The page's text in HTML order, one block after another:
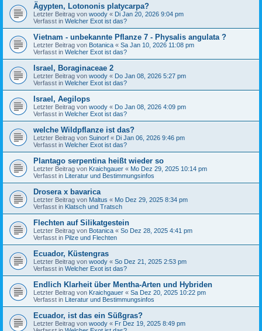
Ägypten, Lotononis platycarpa?
Letzter Beitrag von woody « Di Jan 20, 2026 9:04 pm
Verfasst in Welcher Exot ist das?
Vietnam - unbekannte Pflanze 7 - Physalis angulata ?
Letzter Beitrag von Botanica « Sa Jan 10, 2026 11:08 pm
Verfasst in Welcher Exot ist das?
Israel, Boraginaceae 2
Letzter Beitrag von woody « Do Jan 08, 2026 5:27 pm
Verfasst in Welcher Exot ist das?
Israel, Aegilops
Letzter Beitrag von woody « Do Jan 08, 2026 4:09 pm
Verfasst in Welcher Exot ist das?
welche Wildpflanze ist das?
Letzter Beitrag von Suinorf « Di Jan 06, 2026 9:46 pm
Verfasst in Welcher Exot ist das?
Plantago serpentina heißt wieder so
Letzter Beitrag von Kraichgauer « Mo Dez 29, 2025 10:14 pm
Verfasst in Literatur und Bestimmungsinfos
Drosera x bavarica
Letzter Beitrag von Maltus « Mo Dez 29, 2025 8:34 pm
Verfasst in Klatsch und Tratsch
Flechten auf Silikatgestein
Letzter Beitrag von Botanica « So Dez 28, 2025 4:41 pm
Verfasst in Pilze und Flechten
Ecuador, Küstengras
Letzter Beitrag von woody « So Dez 21, 2025 2:53 pm
Verfasst in Welcher Exot ist das?
Endlich Klarheit über Mentha-Arten und Hybriden
Letzter Beitrag von Kraichgauer « Sa Dez 20, 2025 10:22 pm
Verfasst in Literatur und Bestimmungsinfos
Ecuador, ist das ein Süßgras?
Letzter Beitrag von woody « Fr Dez 19, 2025 8:49 pm